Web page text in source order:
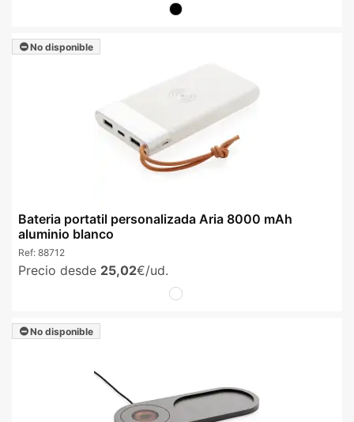
No disponible
Bateria portatil personalizada Aria 8000 mAh
aluminio blanco
Ref: 88712
Precio desde 25,02€/ud.
No disponible